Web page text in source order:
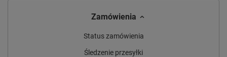
Zamówienia
Status zamówienia
Śledzenie przesyłki